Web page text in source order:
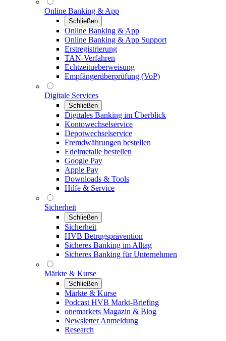
Online Banking & App
Schließen
Online Banking & App
Online Banking & App Support
Erstregistrierung
TAN-Verfahren
Echtzeitueberweisung
Empfängerüberprüfung (VoP)
Digitale Services
Schließen
Digitales Banking im Überblick
Kontowechselservice
Depotwechselservice
Fremdwährungen bestellen
Edelmetalle bestellen
Google Pay
Apple Pay
Downloads & Tools
Hilfe & Service
Sicherheit
Schließen
Sicherheit
HVB Betrugsprävention
Sicheres Banking im Alltag
Sicheres Banking für Unternehmen
Märkte & Kurse
Schließen
Märkte & Kurse
Podcast HVB Markt-Briefing
onemarkets Magazin & Blog
Newsletter Anmeldung
Research